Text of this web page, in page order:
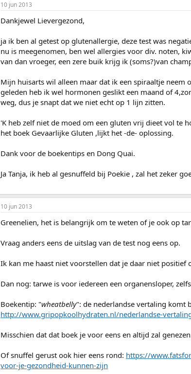
10 jun 2013
Dankjewel Lievergezond,
ja ik ben al getest op glutenallergie, deze test was
nu is meegenomen, ben wel allergies voor div. noten,
van dan vroeger, een zere buik krijg ik (soms?)van
Mijn huisarts wil alleen maar dat ik een spiraaltje neem
geleden heb ik wel hormonen geslikt een maand of
weg, dus je snapt dat we niet echt op 1 lijn zitten.
'K heb zelf niet de moed om een gluten vrij dieet vol te
het boek Gevaarlijke Gluten ,lijkt het -de- oplossing.
Dank voor de boekentips en Dong Quai.
Ja Tanja, ik heb al gesnuffeld bij Poekie , zal het zeker
10 jun 2013
Greenelien, het is belangrijk om te weten of je ook op
Vraag anders eens de uitslag van de test nog eens op.
Ik kan me haast niet voorstellen dat je daar niet positief
Dan nog: tarwe is voor iedereen een organensloper,
Boekentip: "wheatbelly": de nederlandse vertaling komt
http://www.gripopkoolhydraten.nl/nederlandse-
Misschien dat dat boek je voor eens en altijd zal
Of snuffel gerust ook hier eens rond: https://
voor-je-gezondheid-kunnen-zijn